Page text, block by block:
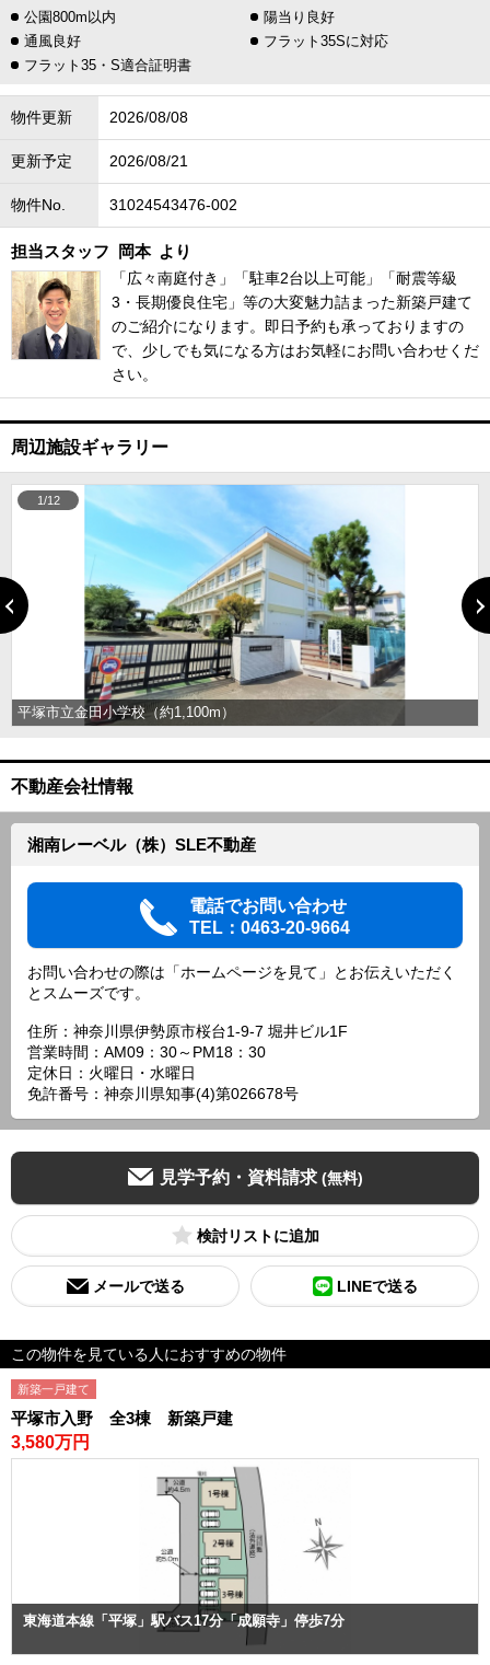
公園800m以内
陽当り良好
通風良好
フラット35Sに対応
フラット35・S適合証明書
物件更新 2026/08/08
更新予定 2026/08/21
物件No. 31024543476-002
担当スタッフ 岡本 より
「広々南庭付き」「駐車2台以上可能」「耐震等級
3・長期優良住宅」等の大変魅力詰まった新築戸建て
のご紹介になります。即日予約も承っておりますの
で、少しでも気になる方はお気軽にお問い合わせくだ
さい。
周辺施設ギャラリー
平塚市立金田小学校（約1,100m）
1/12
不動産会社情報
湘南レーベル（株）SLE不動産
電話でお問い合わせ
TEL：0463-20-9664
お問い合わせの際は「ホームページを見て」とお伝えいただく
とスムーズです。
住所：神奈川県伊勢原市桜台1-9-7 堀井ビル1F
営業時間：AM09：30～PM18：30
定休日：火曜日・水曜日
免許番号：神奈川県知事(4)第026678号
見学予約・資料請求 (無料)
検討リスト
メールで送る LINEで送る
この物件を見ている人におすすめの物件
新築一戸建て
平塚市入野 全3棟 新築戸建
3,580万円
東海道本線「平塚」駅バス17分「成願寺」停歩7分